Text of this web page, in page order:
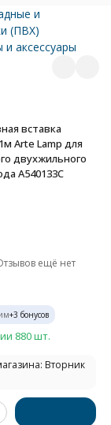
и
(ПВХ)
аксессуары
вставка
Arte Lamp для
двухжильного
A540133С
ещё нет
+3 бонусов
880 шт.
Вторник